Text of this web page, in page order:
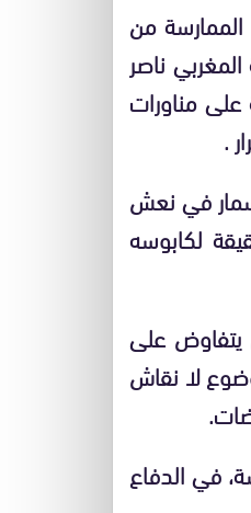
الممارسة من
ناصر
مناورات
.
آخر مسمار في نعش
لكابوسه
يتفاوض على
لا نقاش
في الدفاع